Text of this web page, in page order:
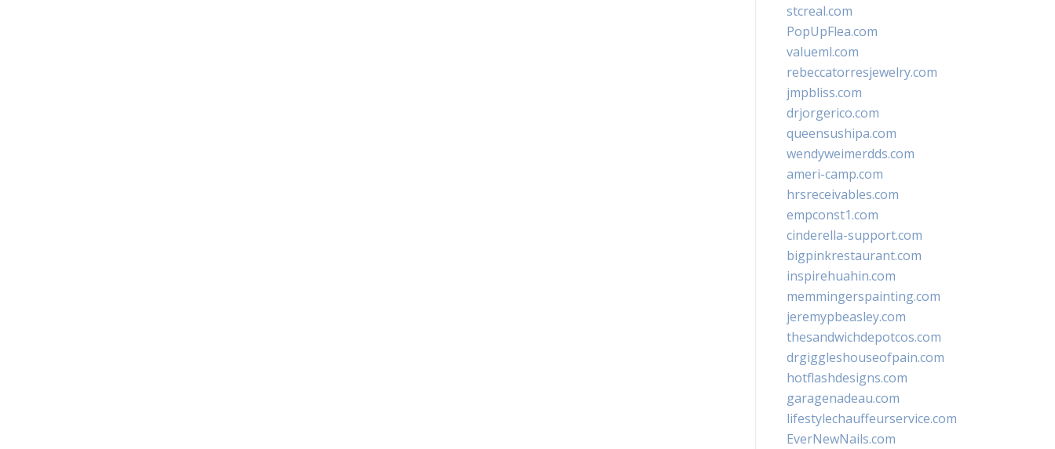
stcreal.com
PopUpFlea.com
valueml.com
rebeccatorresjewelry.com
jmpbliss.com
drjorgerico.com
queensushipa.com
wendyweimerdds.com
ameri-camp.com
hrsreceivables.com
empconst1.com
cinderella-support.com
bigpinkrestaurant.com
inspirehuahin.com
memmingerspainting.com
jeremypbeasley.com
thesandwichdepotcos.com
drgiggleshouseofpain.com
hotflashdesigns.com
garagenadeau.com
lifestylechauffeurservice.com
EverNewNails.com